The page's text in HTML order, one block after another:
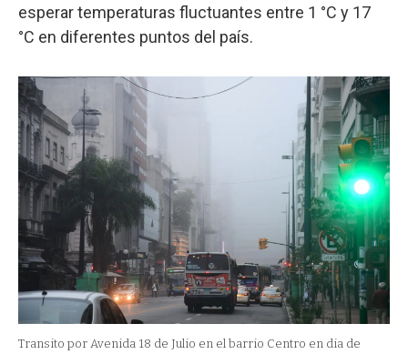
esperar temperaturas fluctuantes entre 1 °C y 17
°C en diferentes puntos del país.
Transito por Avenida 18 de Julio en el barrio Centro en dia de